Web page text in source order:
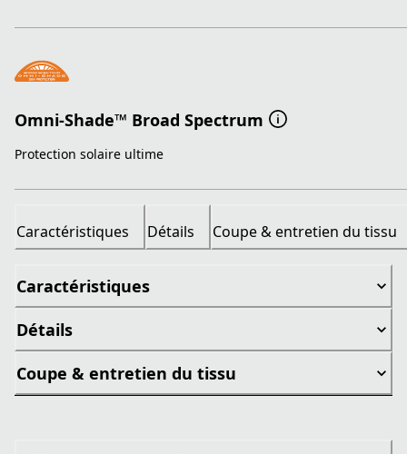
Omni-Shade™ Broad Spectrum
Protection solaire ultime
Caractéristiques Détails Coupe & entretien du tissu
Caractéristiques
Détails
Coupe & entretien du tissu